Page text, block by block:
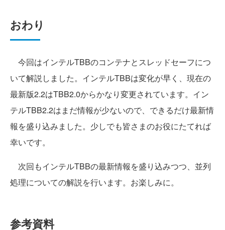
おわり
今回はインテルTBBのコンテナとスレッドセーフにつ
いて解説しました。インテルTBBは変化が早く、現在の
最新版2.2はTBB2.0からかなり変更されています。イン
テルTBB2.2はまだ情報が少ないので、できるだけ最新情
報を盛り込みました。少しでも皆さまのお役にたてれば
幸いです。
次回もインテルTBBの最新情報を盛り込みつつ、並列
処理についての解説を行います。お楽しみに。
参考資料